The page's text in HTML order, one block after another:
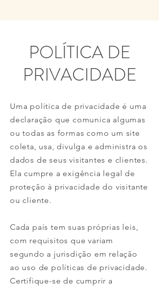
POLÍTICA DE
PRIVACIDADE
Uma política de privacidade é uma
declaração que comunica algumas
ou todas as formas como um site
coleta, usa, divulga e administra os
dados de seus visitantes e clientes.
Ela cumpre a exigência legal de
proteção à privacidade do visitante
ou cliente.
Cada país tem suas próprias leis,
com requisitos que variam
segundo a jurisdição em relação
ao uso de políticas de privacidade.
Certifique-se de cumprir a